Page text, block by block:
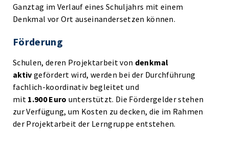
Ganztag im Verlauf eines Schuljahrs mit einem
Denkmal vor Ort auseinandersetzen können.
Förderung
Schulen, deren Projektarbeit von denkmal
aktiv gefördert wird, werden bei der Durchführung
fachlich-koordinativ begleitet und
mit 1.900 Euro unterstützt. Die Fördergelder stehen
zur Verfügung, um Kosten zu decken, die im Rahmen
der Projektarbeit der Lerngruppe entstehen.